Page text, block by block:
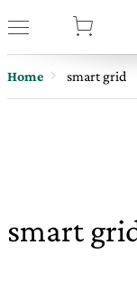
Home smart grid
smart